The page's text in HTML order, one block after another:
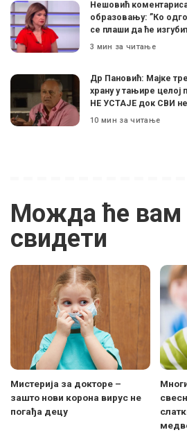
Нешовић
образовању: ”Ко
се плаши да ће
3 мин за читање
Др Пановић: Мајке
храну у тањире целој
НЕ УСТАЈЕ док СВИ
10 мин за читање
Можда ће вам
свидети
Мистерија за докторе –
зашто нови корона вирус не
погађа децу